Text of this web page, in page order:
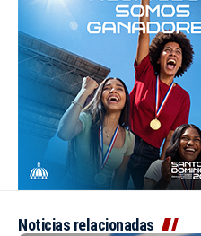
Noticias relacionadas